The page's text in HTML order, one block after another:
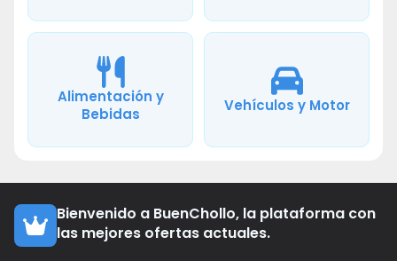
Alimentación y
Bebidas
Vehículos y Motor
Bienvenido a BuenChollo, la plataforma con
las mejores ofertas actuales.